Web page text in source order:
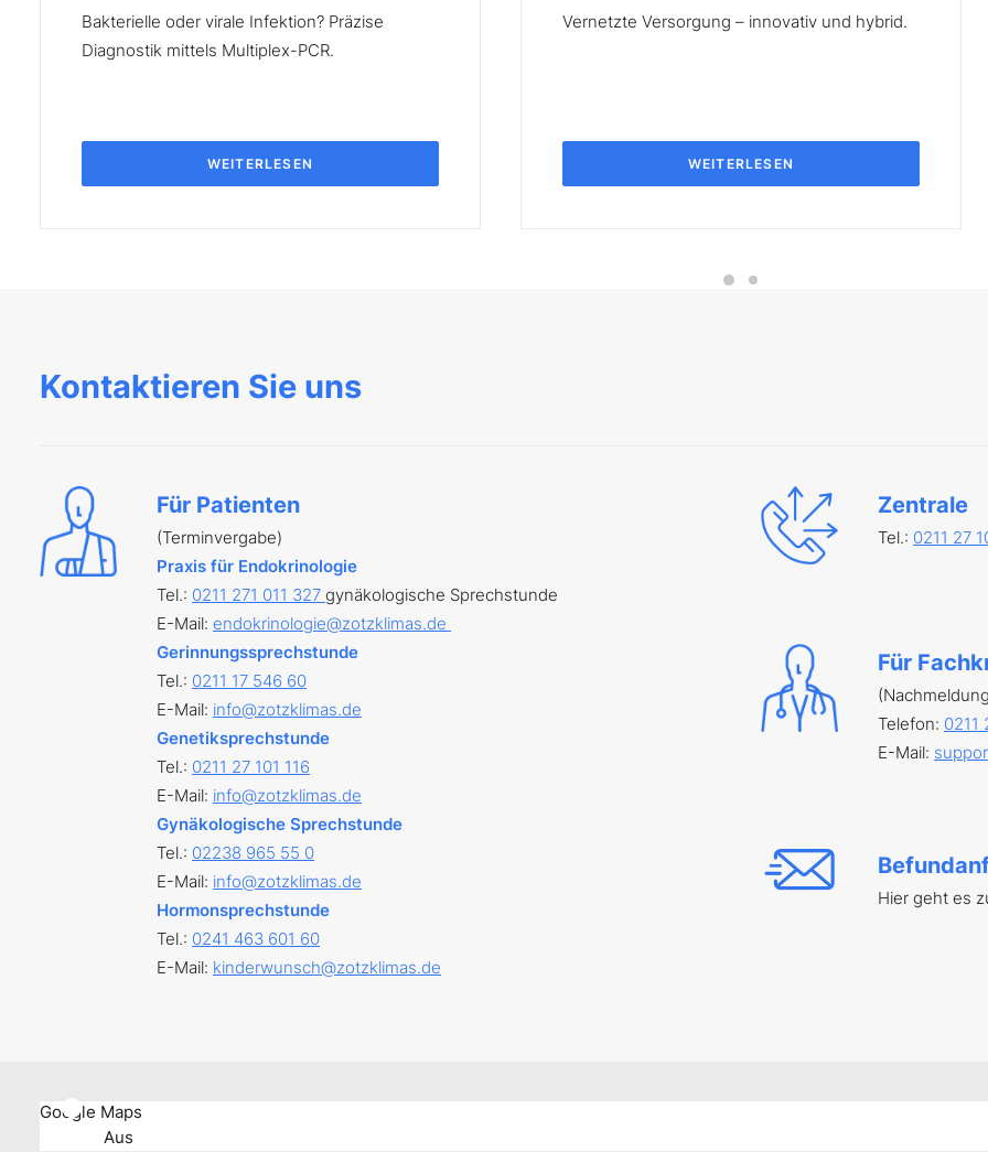
Bakterielle oder virale Infektion? Präzise
Diagnostik mittels Multiplex-PCR.
WEITERLESEN
Vernetzte Versorgung – innovativ und hybrid.
WEITERLESEN
Kontaktieren Sie uns
Für Patienten
(Terminvergabe)
Praxis für Endokrinologie
Tel.: 0211 271 011 327 gynäkologische Sprechstunde
E-Mail: endokrinologie@zotzklimas.de
Gerinnungssprechstunde
Tel.: 0211 17 546 60
E-Mail: info@zotzklimas.de
Genetiksprechstunde
Tel.: 0211 27 101 116
E-Mail: info@zotzklimas.de
Gynäkologische Sprechstunde
Tel.: 02238 965 55 0
E-Mail: info@zotzklimas.de
Hormonsprechstunde
Tel.: 0241 463 601 60
E-Mail: kinderwunsch@zotzklimas.de
Zentrale
Tel.: 0211 27
Für
Telefon: 0211
E-Mail:
Hier geht es
Google Maps
Aus